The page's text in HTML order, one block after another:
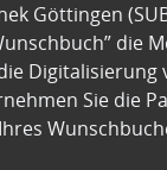
Göttingen
die
Digitalisierung
Sie die